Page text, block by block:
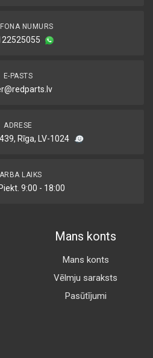
NUMURS
E-PASTS
ADRESE
Rīga, LV-1024
LAIKS
9:00 - 18:00
Mans konts
Mans konts
Vēlmju saraksts
Pasūtījumi